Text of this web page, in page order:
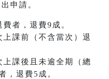
申請。
者，退費9成。
課前（不含當次）退
課後且未逾全期（總
，退費5成。